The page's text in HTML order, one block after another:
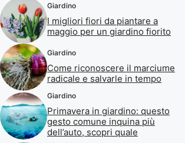
Giardino
I migliori fiori da piantare a
maggio per un giardino fiorito
Giardino
Come riconoscere il marciume
radicale e salvarle in tempo
Giardino
Primavera in giardino: questo
gesto comune inquina più
dell’auto, scopri quale